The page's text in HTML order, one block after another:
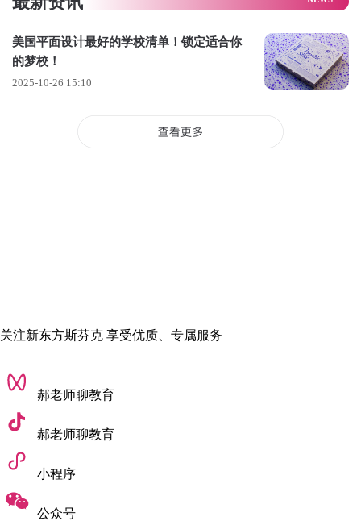
代与传统工具、软件及理论的应用，同时为平面设计贡献创新
且具有批判性的作品形式。
掌握从内容的视觉到信息的叙事与传播，并培养出自己探索、
研究和构建优秀作品的方法。课程可以通过跨学科选修课定制
构建坚实的美学知识基础，通过跨学科选修课定制个人学习课
03.艺术中心设计学院
美国平面设计最好的学校清单！锁定适合你
的梦校！
2025-10-26 15:10
关注新东方斯芬克 享受优质、专属服务
郝老师聊教育
郝老师聊教育
小程序
公众号